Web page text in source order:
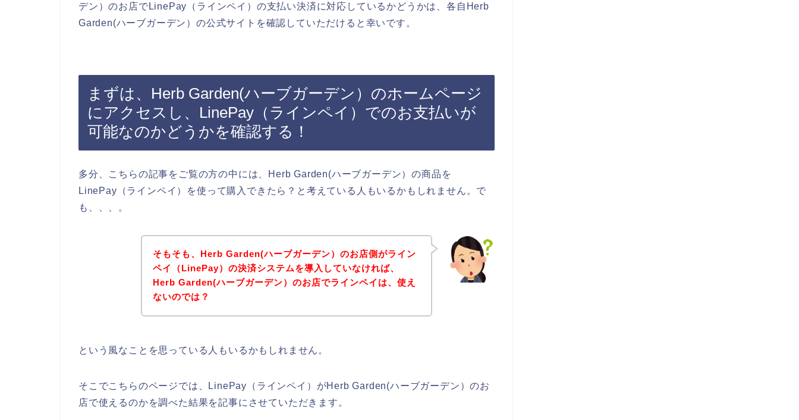
デン）のお店でLinePay（ラインペイ）の支払い決済に対応しているかどうかは、各自Herb
Garden(ハーブガーデン）の公式サイトを確認していただけると幸いです。
まずは、Herb Garden(ハーブガーデン）のホームページ
にアクセスし、LinePay（ラインペイ）でのお支払いが
可能なのかどうかを確認する！
多分、こちらの記事をご覧の方の中には、Herb Garden(ハーブガーデン）の商品を
LinePay（ラインペイ）を使って購入できたら？と考えている人もいるかもしれません。で
も、、、。
そもそも、Herb Garden(ハーブガーデン）のお店側がライン
ペイ（LinePay）の決済システムを導入していなければ、
Herb Garden(ハーブガーデン）のお店でラインペイは、使え
ないのでは？
という風なことを思っている人もいるかもしれません。
そこでこちらのページでは、LinePay（ラインペイ）がHerb Garden(ハーブガーデン）のお
店で使えるのかを調べた結果を記事にさせていただきます。